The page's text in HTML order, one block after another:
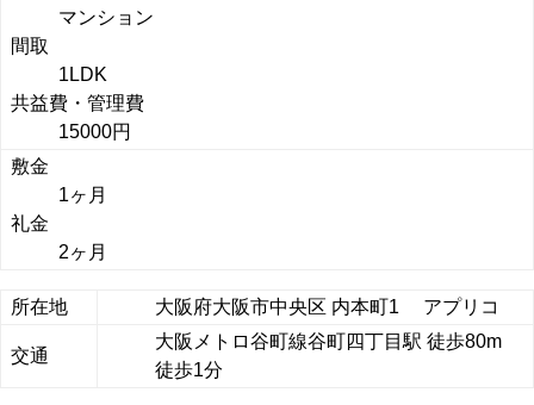
マンション
間取
1LDK
共益費・管理費
15000円
敷金
1ヶ月
礼金
2ヶ月
所在地 大阪府大阪市中央区 内本町1 アプリコ
交通
大阪メトロ谷町線谷町四丁目駅 徒歩80m
徒歩1分